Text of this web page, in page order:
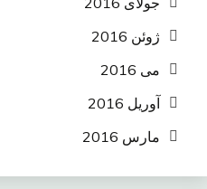
ژوئن 2016
می 2016
آوریل 2016
مارس 2016